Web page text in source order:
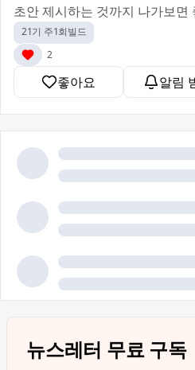
초안 제시하는 것까지 나가보면
21기 주1회빌드
2
좋아요 알림
뉴스레터 무료 구독